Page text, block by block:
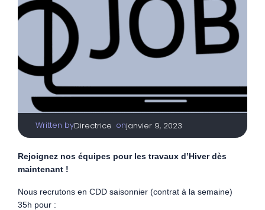
Written byDirectrice onjanvier 9, 2023
Rejoignez nos équipes pour les travaux d’Hiver dès
maintenant !
Nous recrutons en CDD saisonnier (contrat à la semaine)
35h pour :